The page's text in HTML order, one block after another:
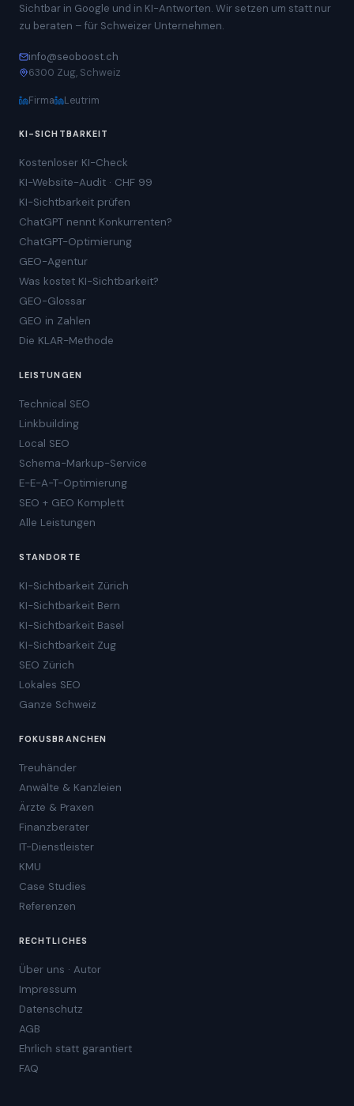
Sichtbar in Google und in KI-Antworten. Wir setzen um statt nur
zu beraten – für Schweizer Unternehmen.
info@seoboost.ch
6300 Zug, Schweiz
Firma Leutrim
KI-SICHTBARKEIT
Kostenloser KI-Check
KI-Website-Audit · CHF 99
KI-Sichtbarkeit prüfen
ChatGPT nennt Konkurrenten?
ChatGPT-Optimierung
GEO-Agentur
Was kostet KI-Sichtbarkeit?
GEO-Glossar
GEO in Zahlen
Die KLAR-Methode
LEISTUNGEN
Technical SEO
Linkbuilding
Local SEO
Schema-Markup-Service
E-E-A-T-Optimierung
SEO + GEO Komplett
Alle Leistungen
STANDORTE
KI-Sichtbarkeit Zürich
KI-Sichtbarkeit Bern
KI-Sichtbarkeit Basel
KI-Sichtbarkeit Zug
SEO Zürich
Lokales SEO
Ganze Schweiz
FOKUSBRANCHEN
Treuhänder
Anwälte & Kanzleien
Ärzte & Praxen
Finanzberater
IT-Dienstleister
KMU
Case Studies
Referenzen
RECHTLICHES
Über uns · Autor
Impressum
Datenschutz
AGB
Ehrlich statt garantiert
FAQ